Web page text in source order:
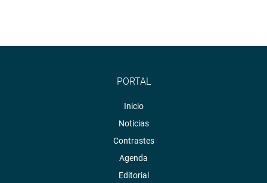
PORTAL
Inicio
Noticias
Contrastes
Agenda
Editorial